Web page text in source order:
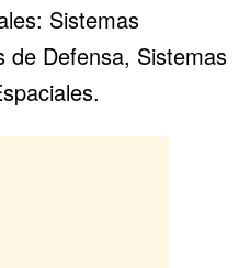
Sistemas
de Defensa, Sistemas